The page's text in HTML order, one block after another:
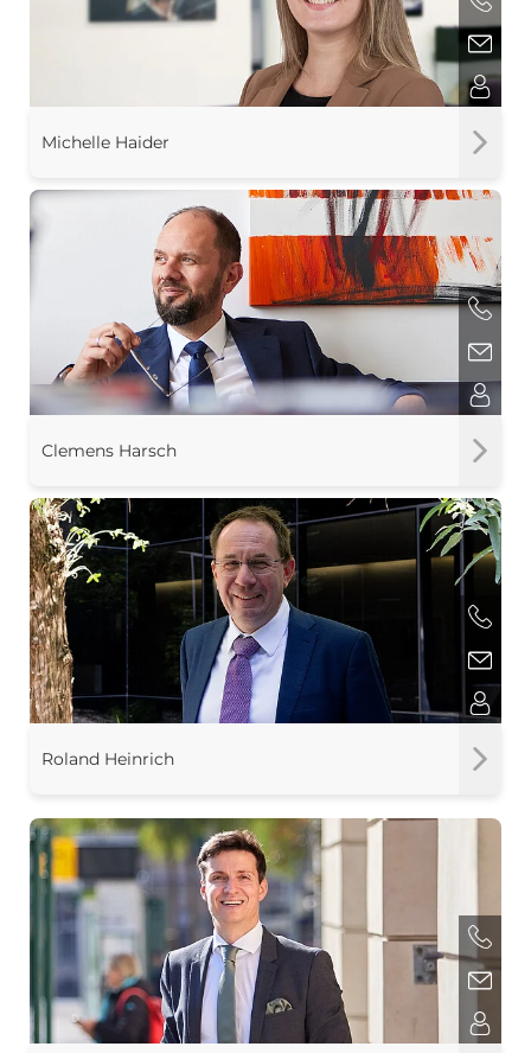
Michelle Haider
Clemens Harsch
Roland Heinrich